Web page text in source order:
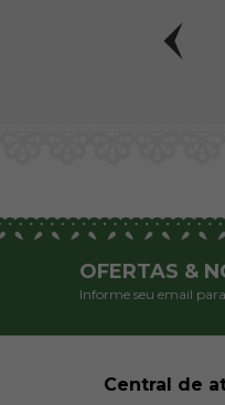
OFERTAS &
Informe seu email
Central de